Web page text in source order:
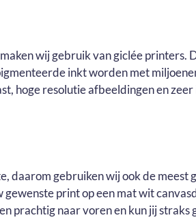
wij gebruik van giclée
inkt worden met
hoge resolutie afbeeldingen en
daarom gebruiken wij ook de
print op een mat wit
prachtig naar voren en kun jij straks